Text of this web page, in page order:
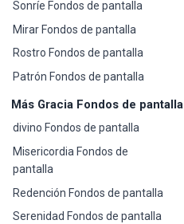
Sonríe Fondos de pantalla
Mirar Fondos de pantalla
Rostro Fondos de pantalla
Patrón Fondos de pantalla
Más Gracia Fondos de pantalla
divino Fondos de pantalla
Misericordia Fondos de
pantalla
Redención Fondos de pantalla
Serenidad Fondos de pantalla